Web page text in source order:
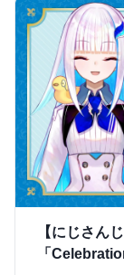
【にじさん
「